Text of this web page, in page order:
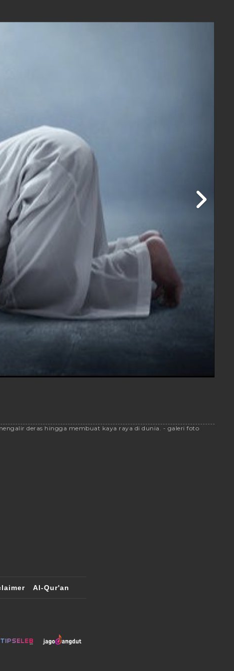
deras hingga membuat kaya raya di dunia. - galeri foto
Al-Qur'an